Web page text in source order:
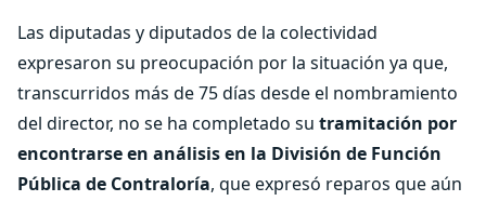
Las diputadas y diputados de la colectividad
expresaron su preocupación por la situación ya que,
transcurridos más de 75 días desde el nombramiento
del director, no se ha completado su tramitación por
encontrarse en análisis en la División de Función
Pública de Contraloría, que expresó reparos que aún